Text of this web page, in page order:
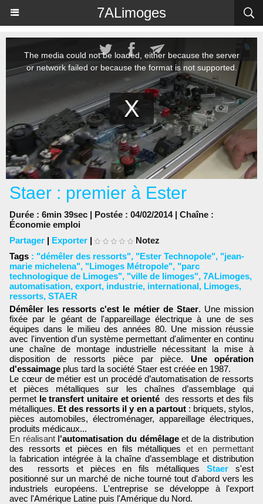
7ALimoges
Staer : premier à Ester
Durée : 6min 39sec | Postée : 04/02/2014 | Chaîne :
Économie emploi
Partager | Exporter |
Notez
Tags : "démêler des ressorts", "Ester Technopole", "jean-
marie michelena", "Limoges Métropole", "parc
technologique de Limoges", "ville de limoges", 7ALimoges,
automatisation, export, industrie, international, Limoges,
ressorts, STAER
Démêler les ressorts c'est le métier de Staer. Une mission
fixée par le géant de l'appareillage électrique à une de ses
équipes dans le milieu des années 80. Une mission réussie
avec l'invention d'un système permettant d'alimenter en continu
une chaîne de montage industrielle nécessitant la mise à
disposition de ressorts pièce par pièce. Une opération
d'essaimage plus tard la société Staer est créée en 1987.
Le cœur de métier est un procédé d’automatisation de ressorts
et pièces métalliques sur les chaînes d’assemblage qui
permet le transfert unitaire et orienté des ressorts et des fils
métalliques. Et des ressorts il y en a partout : briquets, stylos,
pièces automobiles, électroménager, appareillage électriques,
produits médicaux...
En réalisant l'automatisation du démêlageet de la distribution
des ressorts et pièces en fils métalliques et en permettant
lafabrication intégrée à la chaîne d’assemblage et distribution
des ressorts et pièces en fils métalliquesStaer s'est
positionnésur un marché de niche tourné tout d'abord vers les
industriels européens. L'entreprise se développe à l'export
avec l'Amérique Latine puis l'Amérique du Nord.